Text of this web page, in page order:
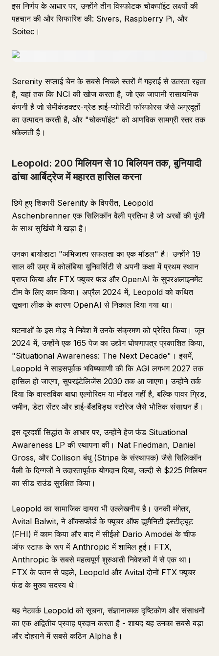
इस निर्णय के आधार पर, उन्होंने तीन विस्फोटक चोकपॉइंट लक्ष्यों की
पहचान की और सिफारिश की: Sivers, Raspberry Pi, और
Soitec।
Serenity सप्लाई चेन के सबसे निचले स्तरों में गहराई से उतरता रहता
है, यहां तक कि NCI की खोज करता है, जो एक जापानी रासायनिक
कंपनी है जो सेमीकंडक्टर-ग्रेड हाई-प्योरिटी फॉस्फोरस जैसे अग्रदूतों
का उत्पादन करती है, और "चोकपॉइंट" को आणविक सामग्री स्तर तक
धकेलती है।
Leopold: 200 मिलियन से 10 बिलियन तक, बुनियादी
ढांचा आर्बिट्रेज में महारत हासिल करना
छिपे हुए शिकारी Serenity के विपरीत, Leopold
Aschenbrenner एक सिलिकॉन वैली प्रतिभा है जो अरबों की पूंजी
के साथ सुर्खियों में खड़ा है।
उनका बायोडाटा "अभिजात्य सफलता का एक मॉडल" है। उन्होंने 19
साल की उम्र में कोलंबिया यूनिवर्सिटी से अपनी कक्षा में प्रथम स्थान
प्राप्त किया और FTX फ्यूचर फंड और OpenAI के सुपरअलाइनमेंट
टीम के लिए काम किया। अप्रैल 2024 में, Leopold को कथित
सूचना लीक के कारण OpenAI से निकाल दिया गया था।
घटनाओं के इस मोड़ ने निवेश में उनके संक्रमण को प्रेरित किया। जून
2024 में, उन्होंने एक 165 पेज का उद्योग घोषणापत्र प्रकाशित किया,
"Situational Awareness: The Next Decade"। इसमें,
Leopold ने साहसपूर्वक भविष्यवाणी की कि AGI लगभग 2027 तक
हासिल हो जाएगा, सुपरइंटेलिजेंस 2030 तक आ जाएगा। उन्होंने तर्क
दिया कि वास्तविक बाधा एल्गोरिदम या मॉडल नहीं है, बल्कि पावर ग्रिड,
जमीन, डेटा सेंटर और हाई-बैंडविड्थ स्टोरेज जैसे भौतिक संसाधन हैं।
इस दूरदर्शी सिद्धांत के आधार पर, उन्होंने हेज फंड Situational
Awareness LP की स्थापना की। Nat Friedman, Daniel
Gross, और Collison बंधु (Stripe के संस्थापक) जैसे सिलिकॉन
वैली के दिग्गजों ने उदारतापूर्वक योगदान दिया, जल्दी से $225 मिलियन
का सीड राउंड सुरक्षित किया।
Leopold का सामाजिक दायरा भी उल्लेखनीय है। उनकी मंगेतर,
Avital Balwit, ने ऑक्सफोर्ड के फ्यूचर ऑफ ह्यूमैनिटी इंस्टीट्यूट
(FHI) में काम किया और बाद में सीईओ Dario Amodei के चीफ
ऑफ स्टाफ के रूप में Anthropic में शामिल हुईं। FTX,
Anthropic के सबसे महत्वपूर्ण शुरुआती निवेशकों में से एक था।
FTX के पतन से पहले, Leopold और Avital दोनों FTX फ्यूचर
फंड के मुख्य सदस्य थे।
यह नेटवर्क Leopold को सूचना, संज्ञानात्मक दृष्टिकोण और संसाधनों
का एक अद्वितीय प्रवाह प्रदान करता है - शायद यह उनका सबसे बड़ा
और दोहराने में सबसे कठिन Alpha है।